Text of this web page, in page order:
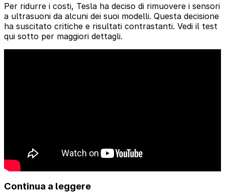
Per ridurre i costi, Tesla ha deciso di rimuovere i sensori
a ultrasuoni da alcuni dei suoi modelli. Questa decisione
ha suscitato critiche e risultati contrastanti. Vedi il test
qui sotto per maggiori dettagli.
Continua a leggere